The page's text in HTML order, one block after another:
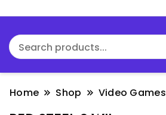
Home Shop Video Games